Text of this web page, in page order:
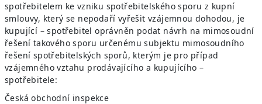
spotřebitelem ke vzniku spotřebitelského sporu z kupní
smlouvy, který se nepodaří vyřešit vzájemnou dohodou, je
kupující – spotřebitel oprávněn podat návrh na mimosoudní
řešení takového sporu určenému subjektu mimosoudního
řešení spotřebitelských sporů, kterým je pro případ
vzájemného vztahu prodávajícího a kupujícího –
spotřebitele:
Česká obchodní inspekce